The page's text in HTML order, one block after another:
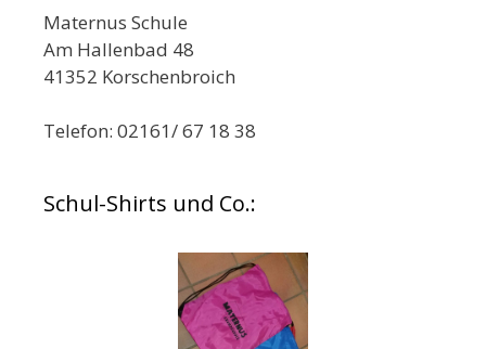
Maternus Schule
Am Hallenbad 48
41352 Korschenbroich
Telefon: 02161/ 67 18 38
Schul-Shirts und Co.: